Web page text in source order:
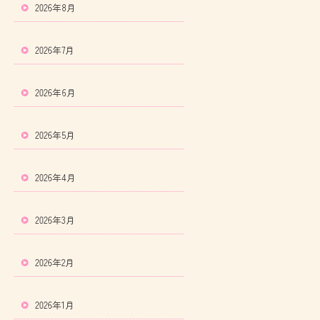
2026年8月
2026年7月
2026年6月
2026年5月
2026年4月
2026年3月
2026年2月
2026年1月